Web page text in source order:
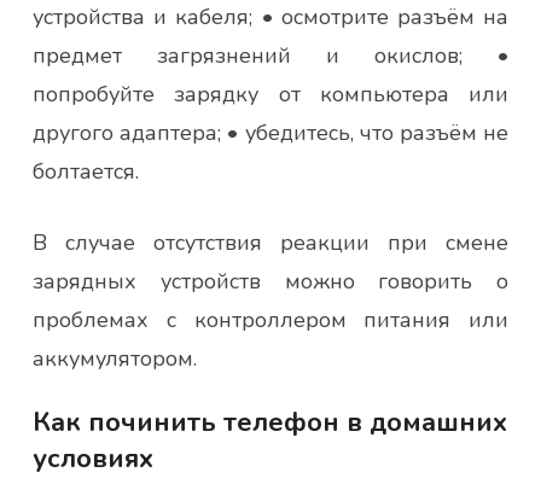
устройства и кабеля; • осмотрите разъём на
предмет загрязнений и окислов; •
попробуйте зарядку от компьютера или
другого адаптера; • убедитесь, что разъём не
болтается.
В случае отсутствия реакции при смене
зарядных устройств можно говорить о
проблемах с контроллером питания или
аккумулятором.
Как починить телефон в домашних
условиях